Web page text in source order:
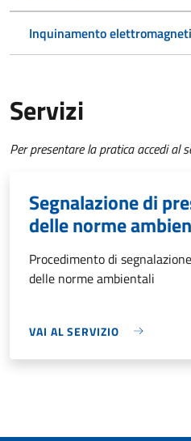
Inquinamento
Servizi
Per presentare la pratica accedi al
Segnalazione di
delle norme
Procedimento di
delle norme ambientali
VAI AL SERVIZIO